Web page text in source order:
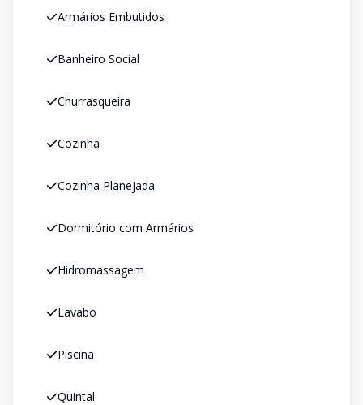
Armários Embutidos
Banheiro Social
Churrasqueira
Cozinha
Cozinha Planejada
Dormitório com Armários
Hidromassagem
Lavabo
Piscina
Quintal